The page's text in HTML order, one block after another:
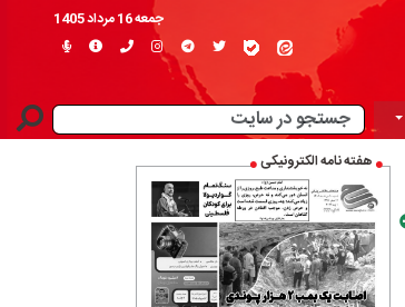
جمعه 16 مرداد 1405
هفته نامه الکترونیکی